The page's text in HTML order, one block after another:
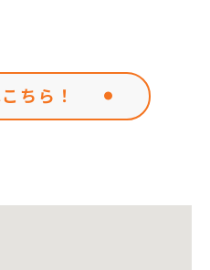
ちら！